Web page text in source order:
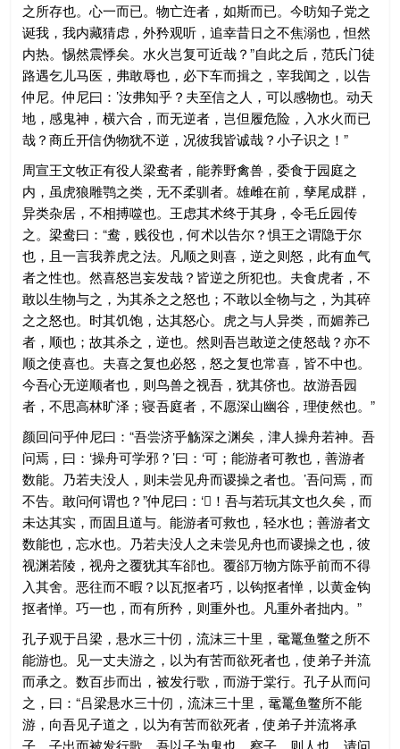
之所存也。心一而已。物亡迕者，如斯而已。今昉知子党之
诞我，我内藏猜虑，外矜观听，追幸昔日之不焦溺也，怛然
内热。惕然震悸矣。水火岂复可近哉？”自此之后，范氏门徒
路遇乞儿马医，弗敢辱也，必下车而揖之，宰我闻之，以告
仲尼。仲尼曰：’汝弗知乎？夫至信之人，可以感物也。动天
地，感鬼神，横六合，而无逆者，岂但履危险，入水火而已
哉？商丘开信伪物犹不逆，况彼我皆诚哉？小子识之！”
周宣王文牧正有役人梁鸯者，能养野禽兽，委食于园庭之
内，虽虎狼雕鹗之类，无不柔驯者。雄雌在前，孳尾成群，
异类杂居，不相搏噬也。王虑其术终于其身，令毛丘园传
之。梁鸯曰：“鸯，贱役也，何术以告尔？惧王之谓隐于尔
也，且一言我养虎之法。凡顺之则喜，逆之则怒，此有血气
者之性也。然喜怒岂妄发哉？皆逆之所犯也。夫食虎者，不
敢以生物与之，为其杀之之怒也；不敢以全物与之，为其碎
之之怒也。时其饥饱，达其怒心。虎之与人异类，而媚养己
者，顺也；故其杀之，逆也。然则吾岂敢逆之使怒哉？亦不
顺之使喜也。夫喜之复也必怒，怒之复也常喜，皆不中也。
今吾心无逆顺者也，则鸟兽之视吾，犹其侪也。故游吾园
者，不思高林旷泽；寝吾庭者，不愿深山幽谷，理使然也。”
颜回问乎仲尼曰：“吾尝济乎觞深之渊矣，津人操舟若神。吾
问焉，曰：‘操舟可学邪？’曰：‘可；能游者可教也，善游者
数能。乃若夫没人，则未尝见舟而谡操之者也。’吾问焉，而
不告。敢问何谓也？”仲尼曰：‘𧮒！吾与若玩其文也久矣，而
未达其实，而固且道与。能游者可救也，轻水也；善游者文
数能也，忘水也。乃若夫没人之未尝见舟也而谡操之也，彼
视渊若陵，视舟之覆犹其车郤也。覆郤万物方陈乎前而不得
入其舍。恶往而不暇？以瓦抠者巧，以钩抠者惮，以黄金钩
抠者惮。巧一也，而有所矜，则重外也。凡重外者拙内。”
孔子观于吕梁，悬水三十仞，流沫三十里，鼋鼍鱼鳖之所不
能游也。见一丈夫游之，以为有苦而欲死者也，使弟子并流
而承之。数百步而出，被发行歌，而游于棠行。孔子从而问
之，曰：“吕梁悬水三十仞，流沫三十里，鼋鼍鱼鳖所不能
游，向吾见子道之，以为有苦而欲死者，使弟子并流将承
子。子出而被发行歌，吾以子为鬼也。察子，则人也。请问